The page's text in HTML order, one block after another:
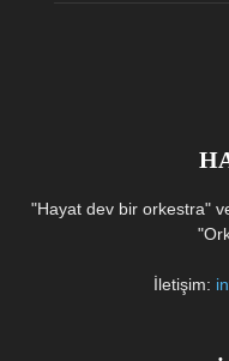
"Hayat dev bir orkestra"
İletişim: